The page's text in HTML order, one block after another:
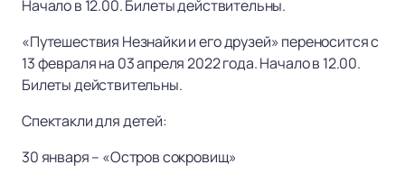
Начало в 12.00. Билеты действительны.
«Путешествия Незнайки и его друзей» переносится с
13 февраля на 03 апреля 2022 года. Начало в 12.00.
Билеты действительны.
Спектакли для детей:
30 января – «Остров сокровищ»